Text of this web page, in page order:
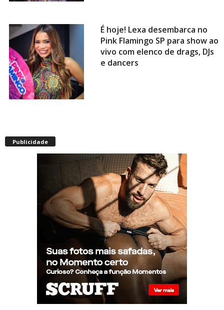
É hoje! Lexa desembarca no
Pink Flamingo SP para show ao
vivo com elenco de drags, DJs
e dancers
superior à real, aponta
relatório internacional
Gay de 62 anos relembra
quando, aos 15, foi garoto de
programa por quatro meses
sem saber: “Idiotice da minha
parte”
Publicidade